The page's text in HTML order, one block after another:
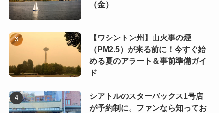
（金）
【ワシントン州】山火事の煙
（PM2.5）が来る前に！今すぐ始
める夏のアラート＆事前準備ガイ
ド
シアトルのスターバックス1号店
が予約制に。ファンなら知ってお